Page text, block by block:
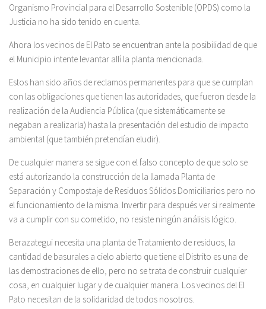
Organismo Provincial para el Desarrollo Sostenible (OPDS) como la
Justicia no ha sido tenido en cuenta.
Ahora los vecinos de El Pato se encuentran ante la posibilidad de que
el Municipio intente levantar allí la planta mencionada.
Estos han sido años de reclamos permanentes para que se cumplan
con las obligaciones que tienen las autoridades, que fueron desde la
realización de la Audiencia Pública (que sistemáticamente se
negaban a realizarla) hasta la presentación del estudio de impacto
ambiental (que también pretendían eludir).
De cualquier manera se sigue con el falso concepto de que solo se
está autorizando la construcción de la llamada Planta de
Separación y Compostaje de Residuos Sólidos Domiciliarios pero no
el funcionamiento de la misma. Invertir para después ver si realmente
va a cumplir con su cometido, no resiste ningún análisis lógico.
Berazategui necesita una planta de Tratamiento de residuos, la
cantidad de basurales a cielo abierto que tiene el Distrito es una de
las demostraciones de ello, pero no se trata de construir cualquier
cosa, en cualquier lugar y de cualquier manera. Los vecinos del El
Pato necesitan de la solidaridad de todos nosotros.